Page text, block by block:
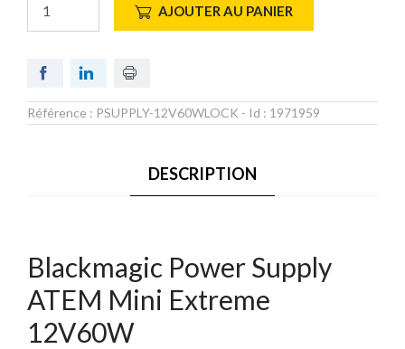
AJOUTER AU PANIER
Référence : PSUPPLY-12V60WLOCK - Id : 1971959
DESCRIPTION
Blackmagic Power Supply
ATEM Mini Extreme
12V60W